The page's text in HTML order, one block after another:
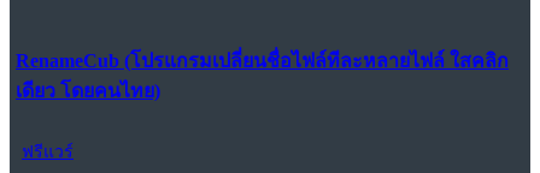
RenameCub (โปรแกรมเปลี่ยนชื่อไฟล์ทีละหลายไฟล์ ใสคลิก
เดียว โดยคนไทย)
ฟรีแวร์